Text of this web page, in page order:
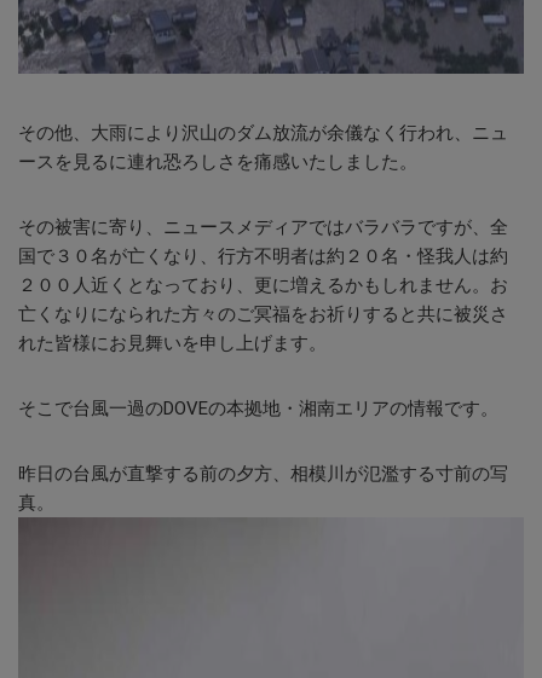
その他、大雨により沢山のダム放流が余儀なく行われ、ニュ
ースを見るに連れ恐ろしさを痛感いたしました。
その被害に寄り、ニュースメディアではバラバラですが、全
国で３０名が亡くなり、行方不明者は約２０名・怪我人は約
２００人近くとなっており、更に増えるかもしれません。お
亡くなりになられた方々のご冥福をお祈りすると共に被災さ
れた皆様にお見舞いを申し上げます。
そこで台風一過のDOVEの本拠地・湘南エリアの情報です。
昨日の台風が直撃する前の夕方、相模川が氾濫する寸前の写
真。